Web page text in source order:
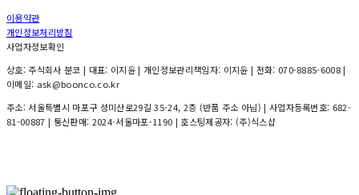
이용약관
개인정보처리방침
사업자정보확인
상호: 주식회사 분코 | 대표: 이지윤 | 개인정보관리책임자: 이지윤 | 전화: 070-8885-6008 |
이메일: ask@boonco.co.kr
주소: 서울특별시 마포구 성미산로29길 35-24, 2층 (반품 주소 아님) | 사업자등록번호: 682-
81-00887 | 통신판매: 2024-서울마포-1190 | 호스팅제공자: (주)식스샵